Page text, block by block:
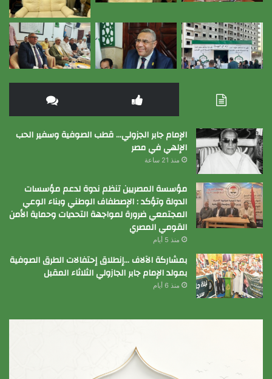
الإمام جابر الجزولي… قطب الصوفية وسفير الحب
الإلهي في مصر
منذ 21 ساعة
مؤسسة المصريين تنظم ندوة لدعم مؤسسات
الدولة وتؤكد : الإصطفاف الوطني وبناء الوعي
المجتمعي ضرورة لمواجهة التحديات وحماية الأمن
القومي المصري
منذ 5 أيام
بمشاركة الآلاف …إنطلاق إحتفالات الطرق الصوفية
بمولد الإمام جابر الجازولي الثلاثاء المقبل
منذ 6 أيام